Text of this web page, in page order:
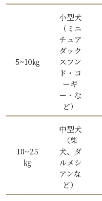
5~10㎏
小型犬
（ミニ
チュア
ダック
スフン
ド・コ
ーギ
ー・な
ど）
10~25
㎏
中型犬
（柴
犬、ダ
ルメシ
アンな
ど）